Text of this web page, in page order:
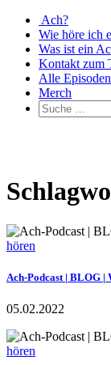
Ach?
Wie höre ich
Was ist ein
Kontakt zum
Alle Episoden
Merch
hören
Ach-Podcast | BLOG |
05.02.2022
hören